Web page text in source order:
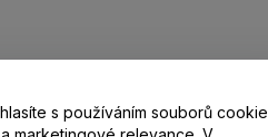
/ Kontakts používáním souborů cookie